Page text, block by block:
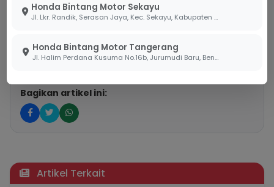
Honda Bintang Motor Sekayu
Jl. Lkr. Randik, Serasan Jaya, Kec. Sekayu, Kabupaten Musi Banyuasin, Sumatera Selatan 30711
Honda Bintang Motor Tangerang
Jl. Halim Perdana Kusuma No.16b, Jurumudi Baru, Benda, Kota Tangerang, Banten 15124
Youtube:HondaBintangMotor
@hondabintangmotor
Bagikan artikel ini:
Artikel Terkait